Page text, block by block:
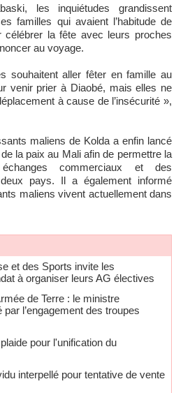
les inquiétudes grandissent
familles qui avaient l’habitude de
célébrer la fête avec leurs proches
au voyage.
souhaitent aller fêter en famille au
venir prier à Diaobé, mais elles ne
à cause de l’insécurité »,
maliens de Kolda a enfin lancé
la paix au Mali afin de permettre la
commerciaux et des
pays. Il a également informé
maliens vivent actuellement dans
et des Sports invite les
à organiser leurs AG électives
de Terre : le ministre
l’engagement des troupes
pour l'unification du
interpellé pour tentative de vente